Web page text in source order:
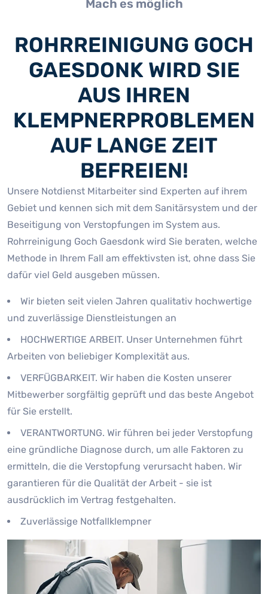
Mach es möglich
ROHRREINIGUNG GOCH
GAESDONK WIRD SIE
AUS IHREN
KLEMPNERPROBLEMEN
AUF LANGE ZEIT
BEFREIEN!
Unsere Notdienst Mitarbeiter sind Experten auf ihrem
Gebiet und kennen sich mit dem Sanitärsystem und der
Beseitigung von Verstopfungen im System aus.
Rohrreinigung Goch Gaesdonk wird Sie beraten, welche
Methode in Ihrem Fall am effektivsten ist, ohne dass Sie
dafür viel Geld ausgeben müssen.
Wir bieten seit vielen Jahren qualitativ hochwertige
und zuverlässige Dienstleistungen an
HOCHWERTIGE ARBEIT. Unser Unternehmen führt
Arbeiten von beliebiger Komplexität aus.
VERFÜGBARKEIT. Wir haben die Kosten unserer
Mitbewerber sorgfältig geprüft und das beste Angebot
für Sie erstellt.
VERANTWORTUNG. Wir führen bei jeder Verstopfung
eine gründliche Diagnose durch, um alle Faktoren zu
ermitteln, die die Verstopfung verursacht haben. Wir
garantieren für die Qualität der Arbeit - sie ist
ausdrücklich im Vertrag festgehalten.
Zuverlässige Notfallklempner